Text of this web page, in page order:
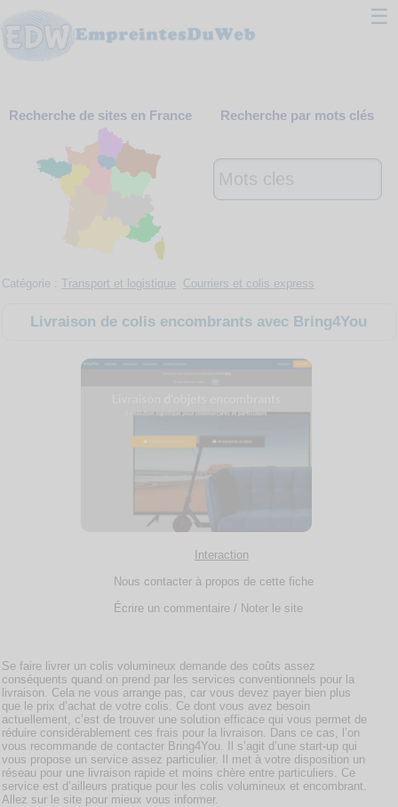
☰
Webmaster
Contact
Support
Recherche de sites en France Recherche par mots clés
Catégorie :Transport et logistique Courriers et colis express
Livraison de colis encombrants avec Bring4You
Interaction
Nous contacter à propos de cette fiche
Écrire un commentaire / Noter le site
Se faire livrer un colis volumineux demande des coûts assez
conséquents quand on prend par les services conventionnels pour la
livraison. Cela ne vous arrange pas, car vous devez payer bien plus
que le prix d’achat de votre colis. Ce dont vous avez besoin
actuellement, c’est de trouver une solution efficace qui vous permet de
réduire considérablement ces frais pour la livraison. Dans ce cas, l’on
vous recommande de contacter Bring4You. Il s’agit d’une start-up qui
vous propose un service assez particulier. Il met à votre disposition un
réseau pour une livraison rapide et moins chère entre particuliers. Ce
service est d’ailleurs pratique pour les colis volumineux et encombrant.
Allez sur le site pour mieux vous informer.